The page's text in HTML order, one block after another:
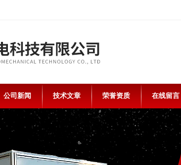
公司新闻 技术文章 荣誉资质 在线留言